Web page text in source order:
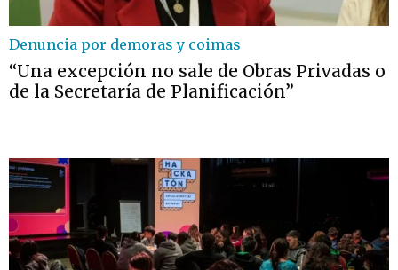
Denuncia por demoras y coimas
“Una excepción no sale de Obras Privadas o
de la Secretaría de Planificación”